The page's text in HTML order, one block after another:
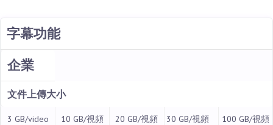
字幕功能
企業
文件上傳大小
3 GB/video 10 GB/視頻 20 GB/視頻 30 GB/視頻 100 GB/視頻